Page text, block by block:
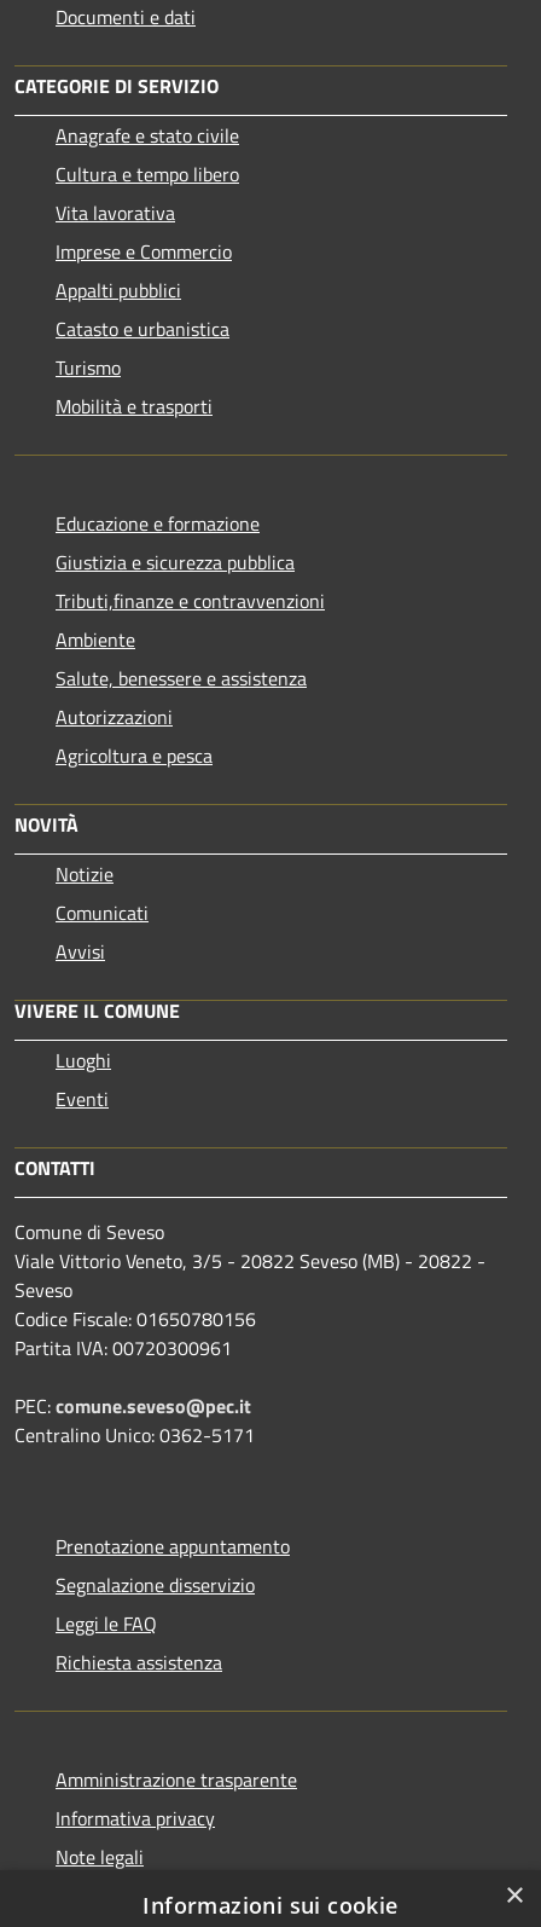
Documenti e dati
CATEGORIE DI SERVIZIO
Anagrafe e stato civile
Cultura e tempo libero
Vita lavorativa
Imprese e Commercio
Appalti pubblici
Catasto e urbanistica
Turismo
Mobilità e trasporti
Educazione e formazione
Giustizia e sicurezza pubblica
Tributi,finanze e contravvenzioni
Ambiente
Salute, benessere e assistenza
Autorizzazioni
Agricoltura e pesca
NOVITÀ
Notizie
Comunicati
Avvisi
VIVERE IL COMUNE
Luoghi
Eventi
CONTATTI
Comune di Seveso
Viale Vittorio Veneto, 3/5 - 20822 Seveso (MB) - 20822 -
Seveso
Codice Fiscale: 01650780156
Partita IVA: 00720300961
PEC:comune.seveso@pec.it
Centralino Unico: 0362-5171
Prenotazione appuntamento
Segnalazione disservizio
Leggi le FAQ
Richiesta assistenza
Amministrazione trasparente
Informativa privacy
Note legali
Dichiarazione di accessibilità
×
Informazioni sui cookie